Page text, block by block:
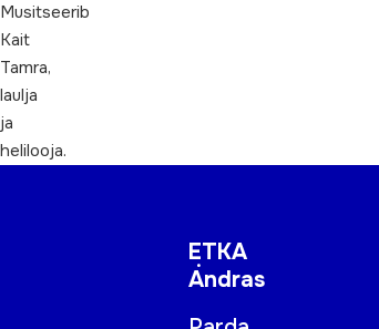
Musitseerib
Kait
Tamra,
laulja
ja
helilooja.
ETKA
Andras